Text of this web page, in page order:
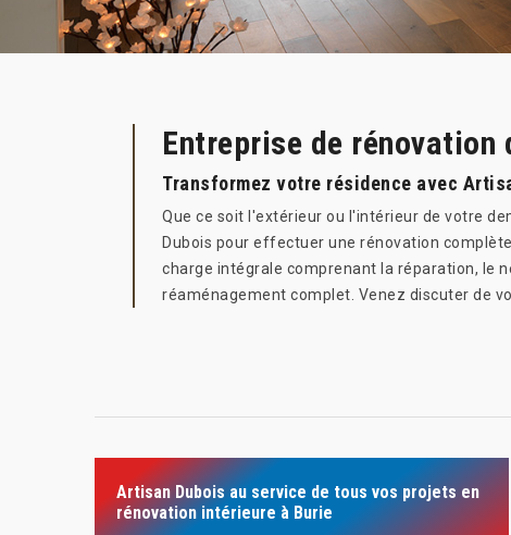
Entreprise de
Transformez votre résidence avec
Que ce soit l'extérieur ou l'intérieur de votre
Dubois pour effectuer une rénovation
charge intégrale comprenant la réparation, le
réaménagement complet. Venez discuter de
Artisan Dubois au service de tous vos projets en
rénovation intérieure à Burie